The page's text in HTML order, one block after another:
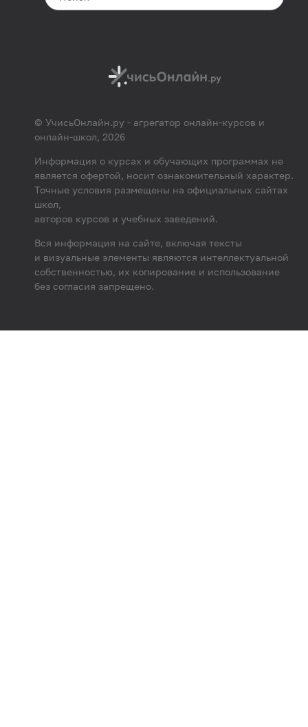
© УчисьОнлайн.ру - агрегатор онлайн-курсов и
онлайн-школ, 2026
Информация о курсах и обучающих программах не
является офертой, носит ознакомительный характер.
Точные условия размещены на официальных сайтах
школ,
авторов курсов и учебных заведений.
Вся информация на сайте, включая тексты
и визуальные элементы являются интеллектуальной
собственностью, их копирование и использование
без согласия запрещено.